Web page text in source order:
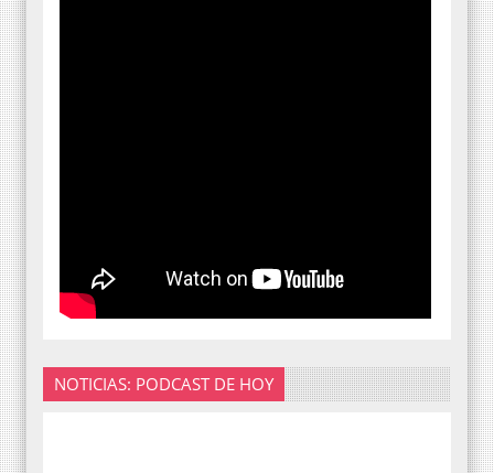
NOTICIAS: PODCAST DE HOY